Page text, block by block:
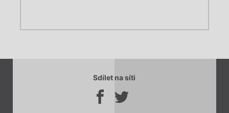
Načítá se.
Chviličku.
Načítá se.
Sdílet na síti